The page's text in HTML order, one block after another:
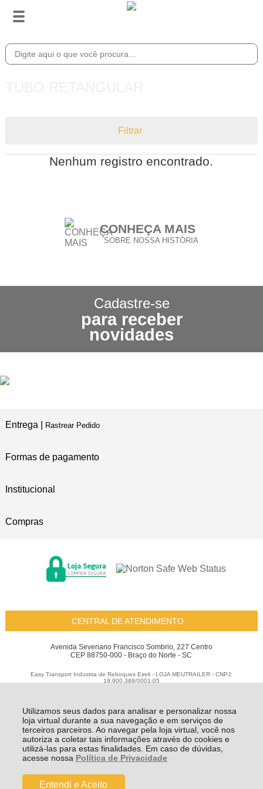
Utilizamos seus dados para analisar e personalizar nossa
loja virtual durante a sua navegação e em serviços de
terceiros parceiros. Ao navegar pela loja virtual, você nos
autoriza a coletar tais informações através do cookies e
utilizá-las para estas finalidades. Em caso de dúvidas,
acesse nossa Política de Privacidade
Entendi e Aceito
Filtrar
Nenhum registro encontrado.
CONHEÇA MAIS
SOBRE NOSSA HISTÓRIA
POLÍTICA DE FRETE GRÁTIS
3X SEM JUROS
NO CARTÃO DE CRÉDITO
Cadastre-se
para receber
novidades
Entrega | Rastrear Pedido
Formas de pagamento
Institucional
Compras
CENTRAL DE ATENDIMENTO
Avenida Severiano Francisco Sombrio, 227 Centro
CEP 88750-000 - Braço do Norte - SC
Easy Transport Industria de Reboques Eireli - LOJA MEUTRAILER - CNPJ:
19.900.388/0001-05